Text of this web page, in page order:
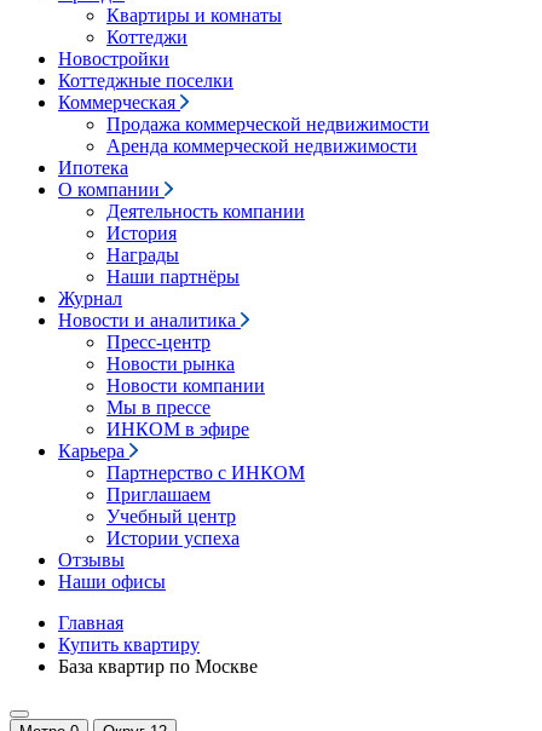
Квартиры и комнаты
Коттеджи
Новостройки
Коттеджные поселки
Коммерческая
Продажа коммерческой недвижимости
Аренда коммерческой недвижимости
Ипотека
О компании
Деятельность компании
История
Награды
Наши партнёры
Журнал
Новости и аналитика
Пресс-центр
Новости рынка
Новости компании
Мы в прессе
ИНКОМ в эфире
Карьера
Партнерство с ИНКОМ
Приглашаем
Учебный центр
Истории успеха
Отзывы
Наши офисы
Главная
Купить квартиру
База квартир по Москве